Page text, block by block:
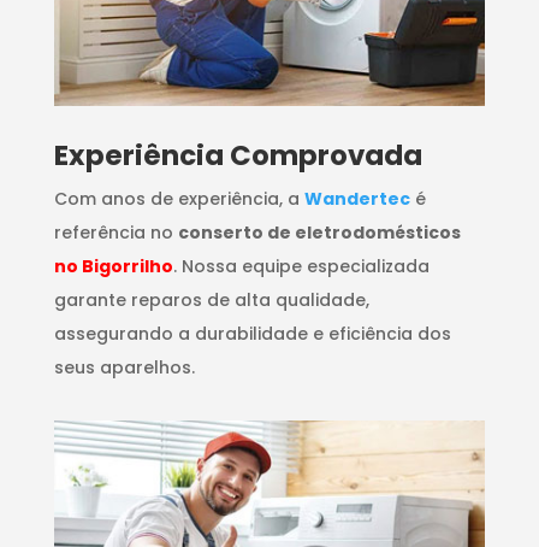
​Experiência Comprovada
Com anos de experiência, a Wandertecé
referência no conserto de eletrodomésticos
no Bigorrilho. Nossa equipe especializada
garante reparos de alta qualidade,
assegurando a durabilidade e eficiência dos
seus aparelhos.